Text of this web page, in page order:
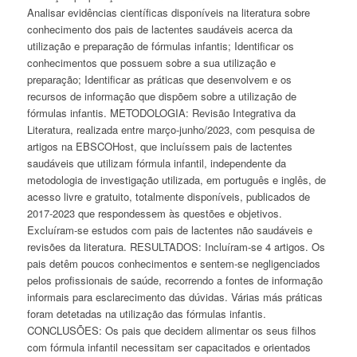
Analisar evidências científicas disponíveis na literatura sobre
conhecimento dos pais de lactentes saudáveis acerca da
utilização e preparação de fórmulas infantis; Identificar os
conhecimentos que possuem sobre a sua utilização e
preparação; Identificar as práticas que desenvolvem e os
recursos de informação que dispõem sobre a utilização de
fórmulas infantis. METODOLOGIA: Revisão Integrativa da
Literatura, realizada entre março-junho/2023, com pesquisa de
artigos na EBSCOHost, que incluíssem pais de lactentes
saudáveis que utilizam fórmula infantil, independente da
metodologia de investigação utilizada, em português e inglês, de
acesso livre e gratuito, totalmente disponíveis, publicados de
2017-2023 que respondessem às questões e objetivos.
Excluíram-se estudos com pais de lactentes não saudáveis e
revisões da literatura. RESULTADOS: Incluíram-se 4 artigos. Os
pais detêm poucos conhecimentos e sentem-se negligenciados
pelos profissionais de saúde, recorrendo a fontes de informação
informais para esclarecimento das dúvidas. Várias más práticas
foram detetadas na utilização das fórmulas infantis.
CONCLUSÕES: Os pais que decidem alimentar os seus filhos
com fórmula infantil necessitam ser capacitados e orientados